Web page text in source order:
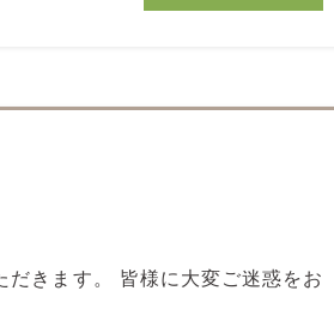
きます。 皆様に大変ご迷惑をお